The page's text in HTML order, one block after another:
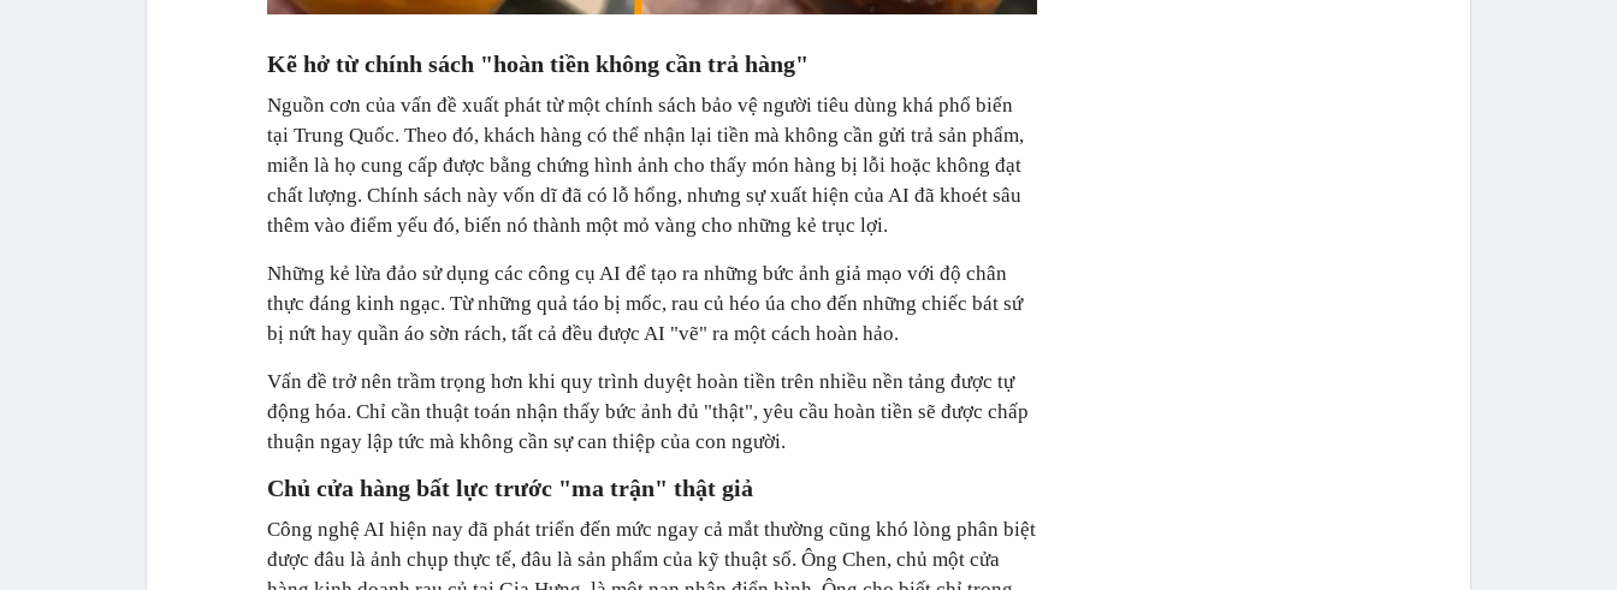
Kẽ hở từ chính sách "hoàn tiền không cần trả hàng"
Nguồn cơn của vấn đề xuất phát từ một chính sách bảo vệ người tiêu dùng khá phổ biến
tại Trung Quốc. Theo đó, khách hàng có thể nhận lại tiền mà không cần gửi trả sản phẩm,
miễn là họ cung cấp được bằng chứng hình ảnh cho thấy món hàng bị lỗi hoặc không đạt
chất lượng. Chính sách này vốn dĩ đã có lỗ hổng, nhưng sự xuất hiện của AI đã khoét sâu
thêm vào điểm yếu đó, biến nó thành một mỏ vàng cho những kẻ trục lợi.
Những kẻ lừa đảo sử dụng các công cụ AI để tạo ra những bức ảnh giả mạo với độ chân
thực đáng kinh ngạc. Từ những quả táo bị mốc, rau củ héo úa cho đến những chiếc bát sứ
bị nứt hay quần áo sờn rách, tất cả đều được AI "vẽ" ra một cách hoàn hảo.
Vấn đề trở nên trầm trọng hơn khi quy trình duyệt hoàn tiền trên nhiều nền tảng được tự
động hóa. Chỉ cần thuật toán nhận thấy bức ảnh đủ "thật", yêu cầu hoàn tiền sẽ được chấp
thuận ngay lập tức mà không cần sự can thiệp của con người.
Chủ cửa hàng bất lực trước "ma trận" thật giả
Công nghệ AI hiện nay đã phát triển đến mức ngay cả mắt thường cũng khó lòng phân biệt
được đâu là ảnh chụp thực tế, đâu là sản phẩm của kỹ thuật số. Ông Chen, chủ một cửa